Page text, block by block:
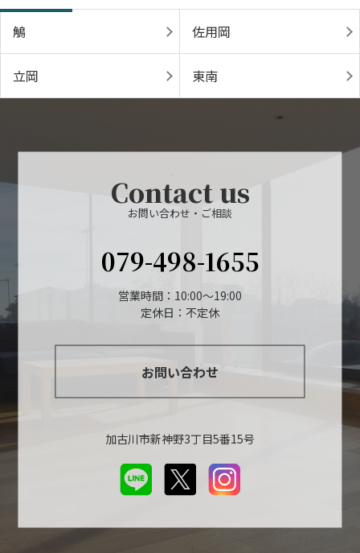
鵤 佐用岡
立岡 東南
Contact us
お問い合わせ・ご相談
079-498-1655
営業時間：10:00～19:00
定休日：不定休
お問い合わせ
加古川市新神野3丁目5番15号